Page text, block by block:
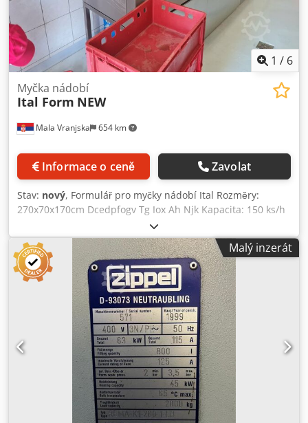
1 / 6
Mala Vranjska 654 km
Myčka nádobí
Ital Form NEW
Informace o ceně Zavolat
Stav: nový, Formulář pro myčky nádobí Ital Rozměry:
270x70x170cm Dcedpfogv Tg Iox Ah Njk Kapacita: 150 ks/h
Malý inzerát